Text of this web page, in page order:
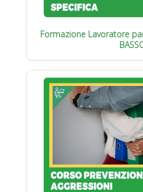
Formazione Lavoratore